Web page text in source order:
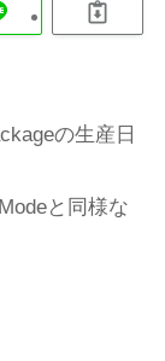
の生産日
と同様な